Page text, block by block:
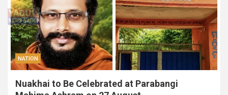
NATION
Nuakhai to Be Celebrated at Parabangi